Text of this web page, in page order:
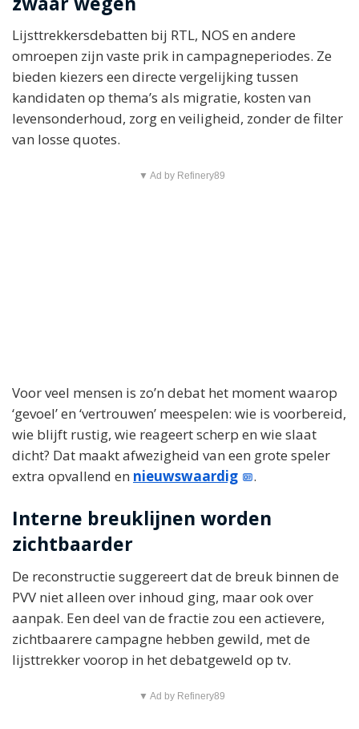
Lijsttrekkersdebatten bij RTL, NOS en andere
omroepen zijn vaste prik in campagneperiodes. Ze
bieden kiezers een directe vergelijking tussen
kandidaten op thema’s als migratie, kosten van
levensonderhoud, zorg en veiligheid, zonder de filter
van losse quotes.
▼ Ad by Refinery89
Voor veel mensen is zo’n debat het moment waarop
‘gevoel’ en ‘vertrouwen’ meespelen: wie is voorbereid,
wie blijft rustig, wie reageert scherp en wie slaat
dicht? Dat maakt afwezigheid van een grote speler
extra opvallend en nieuwswaardig .
Interne breuklijnen worden
zichtbaarder
De reconstructie suggereert dat de breuk binnen de
PVV niet alleen over inhoud ging, maar ook over
aanpak. Een deel van de fractie zou een actievere,
zichtbaarere campagne hebben gewild, met de
lijsttrekker voorop in het debatgeweld op tv.
▼ Ad by Refinery89